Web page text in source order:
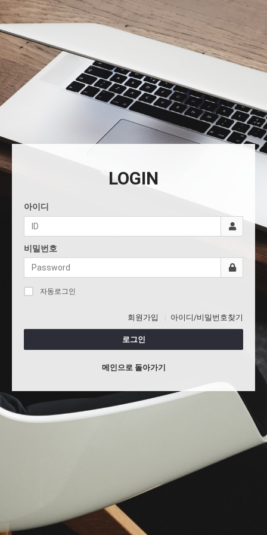
LOGIN
아이디
비밀번호
자동로그인
회원가입 아이디/비밀번호찾기
로그인
메인으로 돌아가기